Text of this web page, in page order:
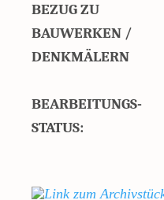
BEZUG ZU
BAUWERKEN /
DENKMÄLERN
BEARBEITUNGS-
STATUS: